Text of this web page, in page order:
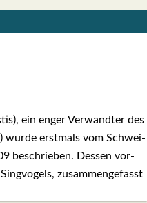
ein enger Ver­wand­ter des
wur­de erst­mals vom Schwei­
beschrie­ben. Des­sen vor­
zusam­men­ge­fasst